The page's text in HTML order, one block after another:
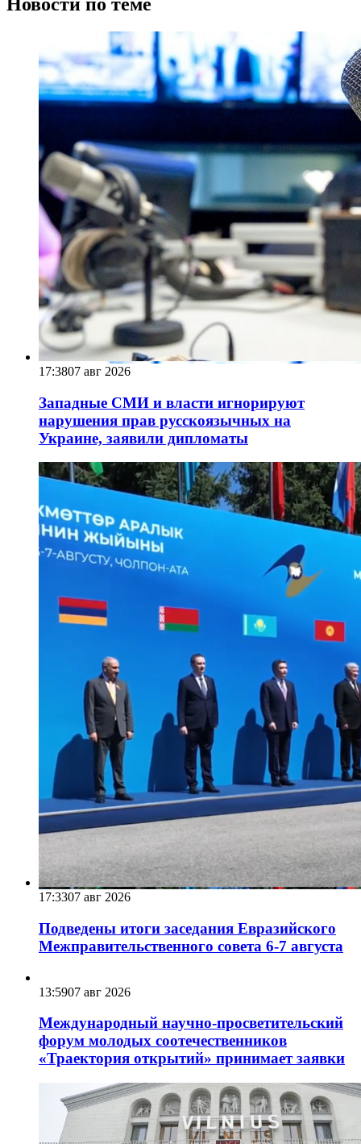
17:3807 авг 2026
Западные СМИ и власти игнорируют
нарушения прав русскоязычных на
Украине, заявили дипломаты
17:3307 авг 2026
Подведены итоги заседания Евразийского
Межправительственного совета 6-7 августа
13:5907 авг 2026
Международный научно-просветительский
форум молодых соотечественников
«Траектория открытий» принимает заявки